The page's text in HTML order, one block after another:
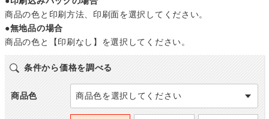
商品の色と印刷方法、印刷面を選択してください。
●無地品の場合
商品の色と【印刷なし】を選択してください。
条件から価格を調べる
商品色 商品色を選択してください